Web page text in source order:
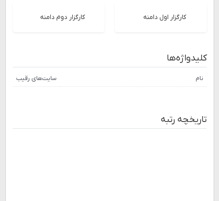
کارگزار اول دامنه کارگزار دوم دامنه
کلیدواژه‌ها
نام سایت‌های رقیب
تاریخچه رتبه